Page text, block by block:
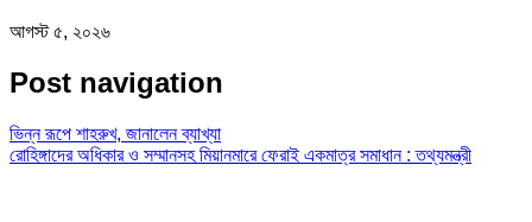
আগস্ট ৫, ২০২৬
Post navigation
ভিন্ন রূপে শাহরুখ, জানালেন ব্যাখ্যা
রোহিঙ্গাদের অধিকার ও সম্মানসহ মিয়ানমারে ফেরাই একমাত্র সমাধান : তথ্যমন্ত্রী